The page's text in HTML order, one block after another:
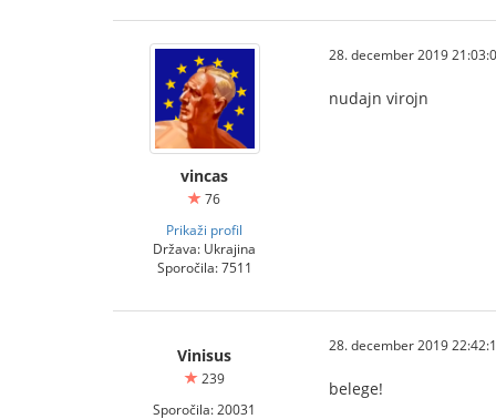
vincas
76
Prikaži profil
Država: Ukrajina
Sporočila: 7511
28. december 2019
nudajn virojn
Vinisus
239
Sporočila: 20031
28. december 2019
belege!